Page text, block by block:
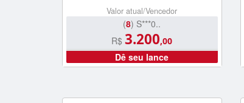
Valor atual/Vencedor
(8) S***0..
R$3.200,00
Dê seu lance